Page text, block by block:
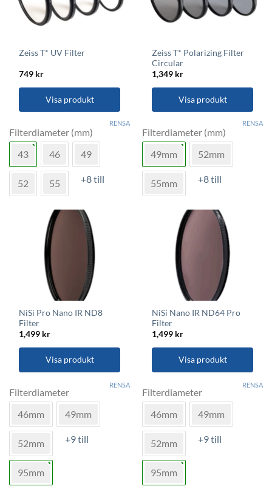
Zeiss T* UV Filter
749 kr
Visa produkt
här
produkten
har
flera
varianter.
De
alternativen
produktsidan
Filterdiameter (mm)
43
46 49
52 55 +8 till
RENSA
Zeiss T* Polarizing Filter
Circular
1,349 kr
Visa produkt
här
produkten
har
flera
varianter.
De
alternativen
produktsidan
Filterdiameter (mm)
49mm
52mm
55mm +8 till
RENSA
NiSi Pro Nano IR ND8
Filter
1,499 kr
Visa produkt
här
produkten
har
flera
varianter.
De
olika
Filterdiameter
46mm
49mm
52mm +9 till
95mm
RENSA
NiSi Nano IR ND64 Pro
Filter
1,499 kr
Visa produkt
här
produkten
har
flera
varianter.
De
olika
Filterdiameter
46mm
49mm
52mm +9 till
95mm
RENSA